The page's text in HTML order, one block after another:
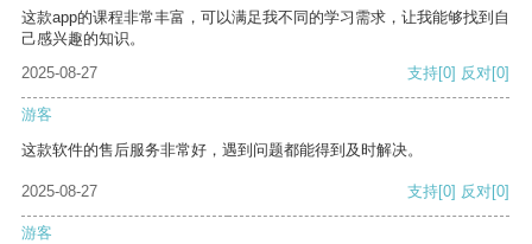
这款app的课程非常丰富，可以满足我不同的学习需求，让我能够找到自
己感兴趣的知识。
2025-08-27
支持[0] 反对[0]
游客
这款软件的售后服务非常好，遇到问题都能得到及时解决。
2025-08-27 支持[0] 反对[0]
游客